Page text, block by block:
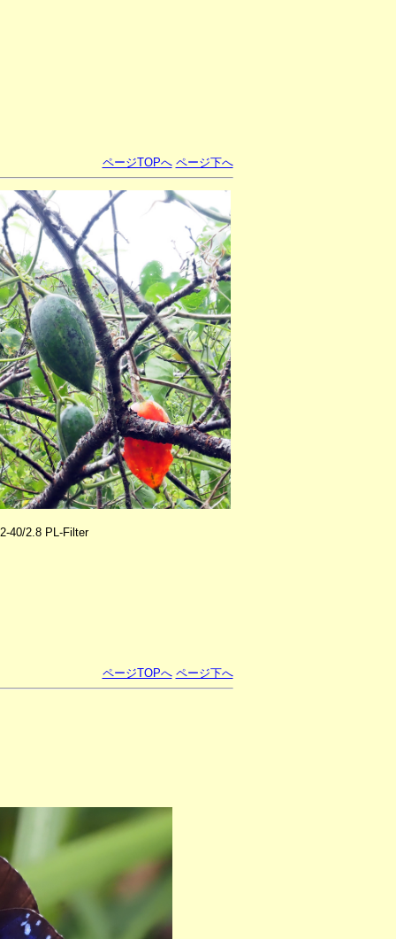
ページTOPへ ページ下へ
40/2.8 PL-Filter
ページTOPへ ページ下へ